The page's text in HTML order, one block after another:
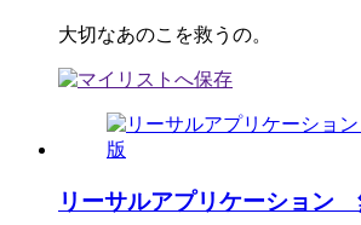
大切なあのこを救うの。
リーサルアプリケーション